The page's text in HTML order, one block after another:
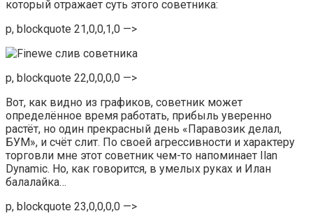
который отражает суть этого советника:
p, blockquote 21,0,0,1,0 —>
p, blockquote 22,0,0,0,0 —>
Вот, как видно из графиков, советник может
определённое время работать, прибыль уверенно
растёт, но один прекрасный день «Паравозик делал,
БУМ», и счёт слит. По своей агрессивности и характеру
торговли мне этот советник чем-то напоминает Ilan
Dynamic. Но, как говорится, в умелых руках и Илан
балалайка…
p, blockquote 23,0,0,0,0 —>